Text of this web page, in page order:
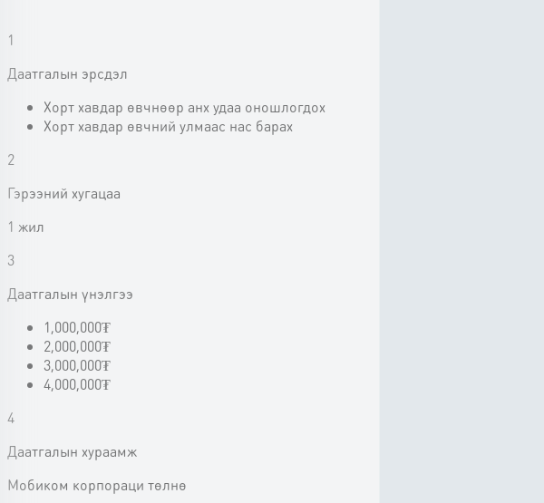
1
Даатгалын эрсдэл
Хорт хавдар өвчнөөр анх удаа оношлогдох
Хорт хавдар өвчний улмаас нас барах
2
Гэрээний хугацаа
1 жил
3
Даатгалын үнэлгээ
1,000,000₮
2,000,000₮
3,000,000₮
4,000,000₮
4
Даатгалын хураамж
Мобиком корпораци төлнө